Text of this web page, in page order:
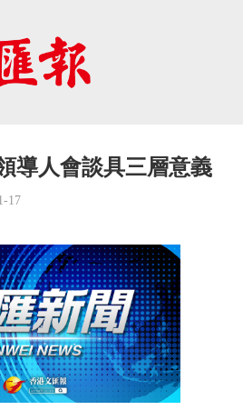
導人會談具三層意義
17